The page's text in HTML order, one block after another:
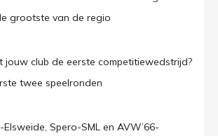
grootste van de regio
jouw club de eerste competitiewedstrijd?
twee speelronden
Spero-SML en AVW’66-